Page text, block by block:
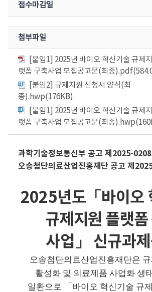
접수마감일
첨부파일
[붙임1] 2025년 바이오 혁신기술 규제
랫폼 구축사업 모집공고문(최종
[붙임2] 규제지원 신청서 양식(최
종).hwp(176KB)
[붙임1] 2025년 바이오 혁신기술 규제
랫폼 구축사업 모집공고문(최종
과학기술정보통신부 공고 제2025-
오송첨단의료산업진흥재단 공고 제
2025년도「바이오
규제지원 플랫폼
사업」 신규과
오송첨단의료산업진흥재단은
활성화 및 의료제품 사업화 생
일환으로
「 바이오 혁신기술 규